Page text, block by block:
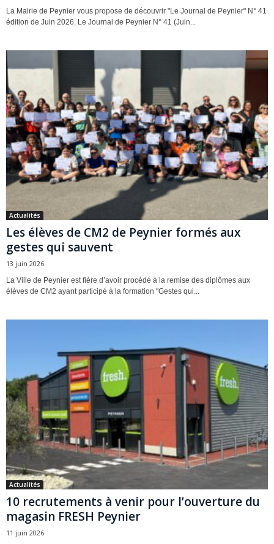
La Mairie de Peynier vous propose de découvrir "Le Journal de Peynier" N° 41
édition de Juin 2026. Le Journal de Peynier N° 41 (Juin...
Actualités
Les élèves de CM2 de Peynier formés aux
gestes qui sauvent
13 juin 2026
La Ville de Peynier est fière d’avoir procédé à la remise des diplômes aux
élèves de CM2 ayant participé à la formation "Gestes qui...
Actualités
10 recrutements à venir pour l’ouverture du
magasin FRESH Peynier
11 juin 2026